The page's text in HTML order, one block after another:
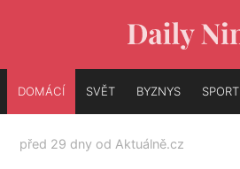
DOMÁCÍ SVĚT BYZNYS SPORT
před 29 dny od Aktuálně.cz